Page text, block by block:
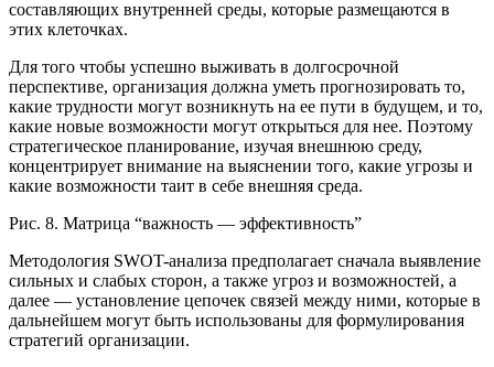
составляющих внутренней среды, которые размещаются в
этих клеточках.
Для того чтобы успешно выживать в долгосрочной
перспективе, организация должна уметь прогнозировать то,
какие трудности могут возникнуть на ее пути в будущем, и то,
какие новые возможности могут открыться для нее. Поэтому
стратегическое планирование, изучая внешнюю среду,
концентрирует внимание на выяснении того, какие угрозы и
какие возможности таит в себе внешняя среда.
Рис. 8. Матрица “важность — эффективность”
Методология SWOT-анализа предполагает сначала выявление
сильных и слабых сторон, а также угроз и возможностей, а
далее — установление цепочек связей между ними, которые в
дальнейшем могут быть использованы для формулирования
стратегий организации.